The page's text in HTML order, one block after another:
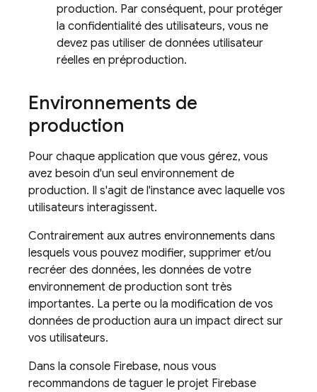
production. Par conséquent, pour protéger
la confidentialité des utilisateurs, vous ne
devez pas utiliser de données utilisateur
réelles en préproduction.
Environnements de
production
Pour chaque application que vous gérez, vous
avez besoin d'un seul environnement de
production. Il s'agit de l'instance avec laquelle vos
utilisateurs interagissent.
Contrairement aux autres environnements dans
lesquels vous pouvez modifier, supprimer et/ou
recréer des données, les données de votre
environnement de production sont très
importantes. La perte ou la modification de vos
données de production aura un impact direct sur
vos utilisateurs.
Dans la console Firebase, nous vous
recommandons de taguer le projet Firebase